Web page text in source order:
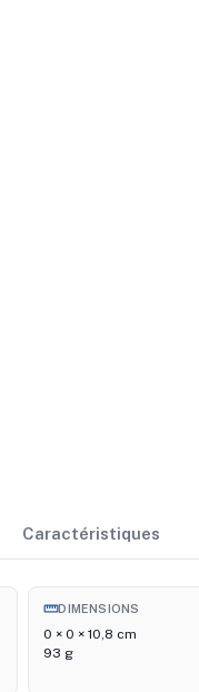
Caractéristiques
straightenDIMENSIONS
0 × 0 × 10,8 cm
93 g